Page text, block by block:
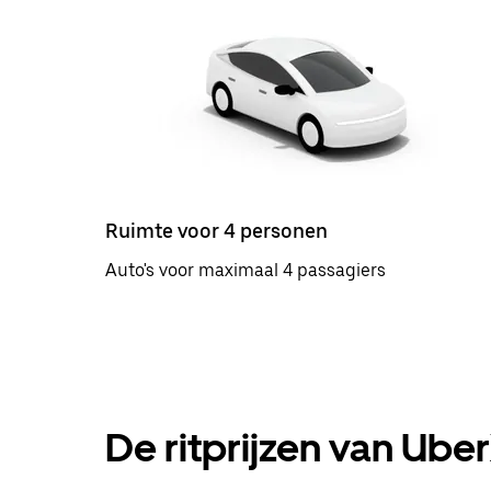
Ruimte voor 4 personen
Auto's voor maximaal 4 passagiers
De ritprijzen van